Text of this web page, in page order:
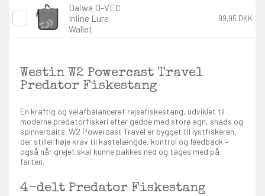
Daiwa D-VEC
Inline Lure
Wallet
99,95 DKK
Westin W2 Powercast Travel
Predator Fiskestang
En kraftig og velafbalanceret rejsefiskestang, udviklet til
moderne predatorfiskeri efter gedde med store agn, shads og
spinnerbaits. W2 Powercast Travel er bygget til lystfiskeren,
der stiller høje krav til kastelængde, kontrol og feedback –
også når grejet skal kunne pakkes ned og tages med på
farten.
4-delt Predator Fiskestang